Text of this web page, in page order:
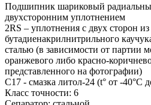
Подшипник шариковый
двухсторонним уплотнением
2RS – уплотнения с двух сторон из
бутадиенакрилнитрильного
сталью (в зависимости от партии
оранжевого либо красно-
представленного на фотографии)
С17 - смазка литол-24 (t° от -40°С
Класс точности: 6